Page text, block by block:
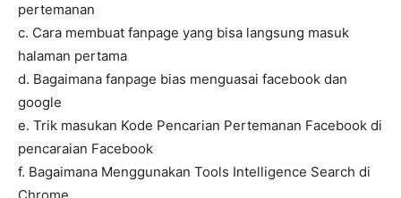
pertemanan
c. Cara membuat fanpage yang bisa langsung masuk
halaman pertama
d. Bagaimana fanpage bias menguasai facebook dan
google
e. Trik masukan Kode Pencarian Pertemanan Facebook di
pencaraian Facebook
f. Bagaimana Menggunakan Tools Intelligence Search di